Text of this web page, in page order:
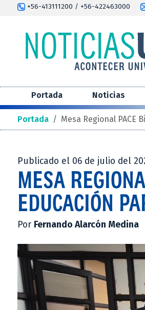
+56-413111200 / +56-422463000
Portada Noticias
Portada / Mesa Regional
Publicado el 06 de julio del
MESA
EDUCACIÓN
Por Fernando Alarcón Medina